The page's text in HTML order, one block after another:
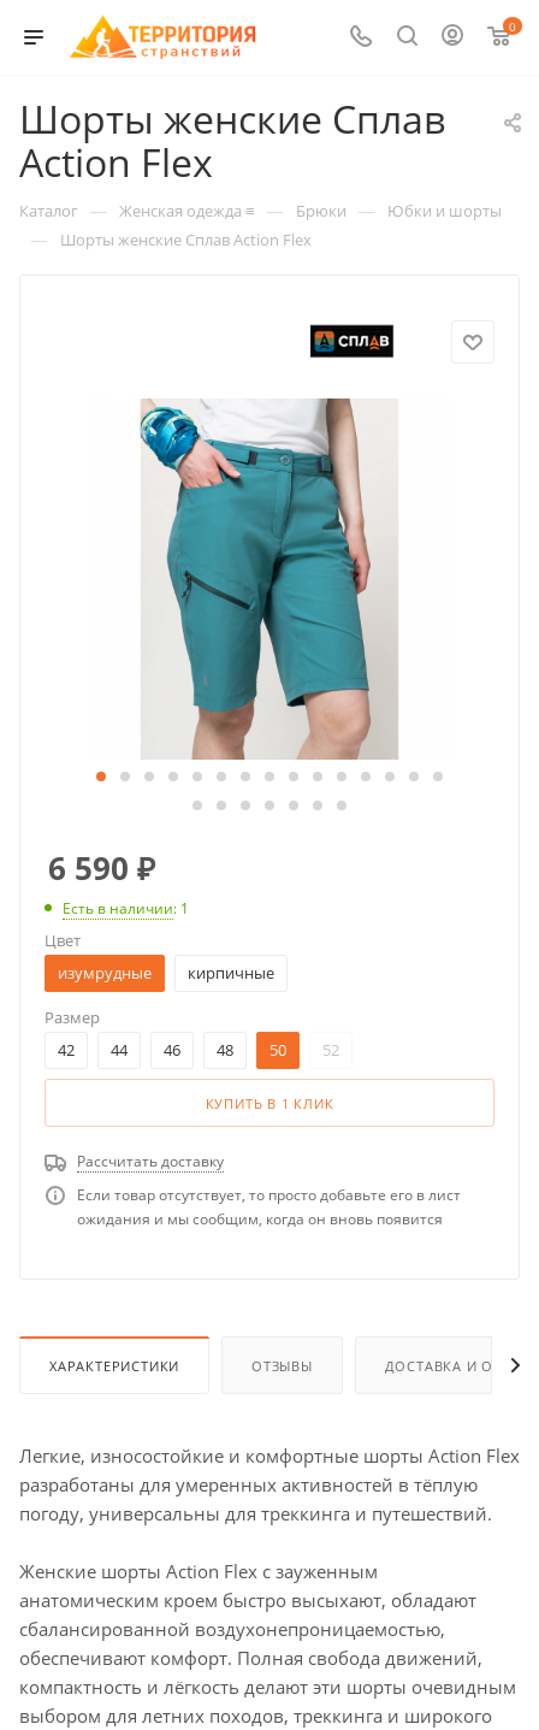
0
Шорты женские Сплав
Action Flex
Каталог — Женская одежда ≡ — Брюки — Юбки и шорты
— Шорты женские Сплав Action Flex
6 590 ₽
Есть в наличии: 1
Цвет
изумрудные
кирпичные
Размер
42
44 46 48 50 52
КУПИТЬ В 1 КЛИК
Рассчитать доставку
Если товар отсутствует, то просто добавьте его в лист
ожидания и мы сообщим, когда он вновь появится
ХАРАКТЕРИСТИКИ ОТЗЫВЫ ДОСТАВКА И
Легкие, износостойкие и комфортные шорты Action Flex
разработаны для умеренных активностей в тёплую
погоду, универсальны для треккинга и путешествий.
Женские шорты Action Flex с зауженным
анатомическим кроем быстро высыхают, обладают
сбалансированной воздухонепроницаемостью,
обеспечивают комфорт. Полная свобода движений,
компактность и лёгкость делают эти шорты очевидным
выбором для летних походов, треккинга и широкого